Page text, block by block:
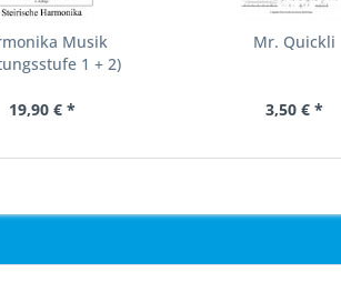
Musik
1 + 2)
19,90 € *
Mr. Quickli
3,50 € *